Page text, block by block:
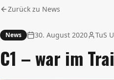
Zurück zu News
News 30. August 2020 TuS
C1 – war im